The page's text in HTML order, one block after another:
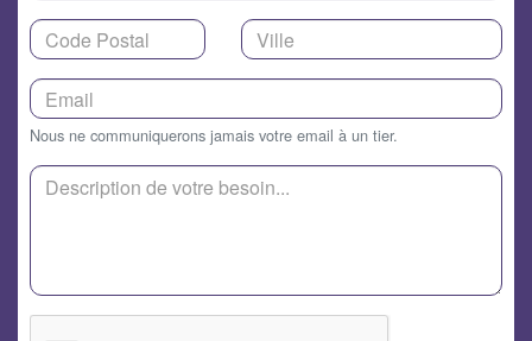
Nous ne communiquerons jamais votre email à un tier.